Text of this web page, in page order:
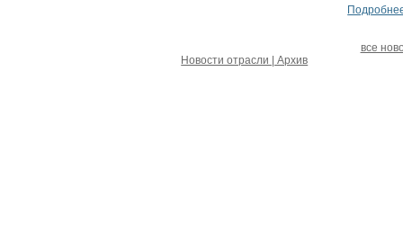
все
Новости отрасли | Архив